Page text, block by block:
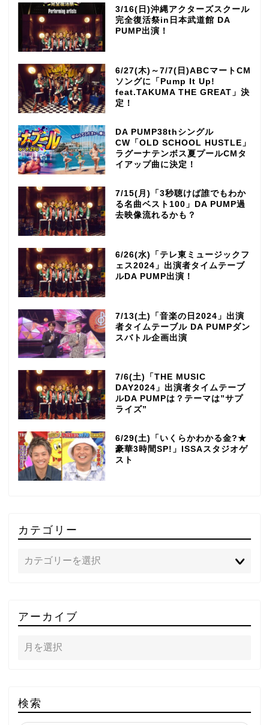
3/16(日)沖縄アクターズスクール
完全復活祭in日本武道館 DA
PUMP出演！
6/27(木)～7/7(日)ABCマートCM
ソングに「Pump It Up!
feat.TAKUMA THE GREAT」決
定！
DA PUMP38thシングル
CW「OLD SCHOOL HUSTLE」
ラグーナテンボス夏プールCMタ
イアップ曲に決定！
7/15(月)「3秒聴けば誰でもわか
る名曲ベスト100」DA PUMP過
去映像流れるかも？
6/26(水)「テレ東ミュージックフ
ェス2024」出演者タイムテーブ
ルDA PUMP出演！
7/13(土)「音楽の日2024」出演
者タイムテーブル DA PUMPダン
スバトル企画出演
7/6(土)「THE MUSIC
DAY2024」出演者タイムテーブ
ルDA PUMPは？テーマは”サプ
ライズ”
6/29(土)「いくらかわかる金?★
豪華3時間SP!」ISSAスタジオゲ
スト
カテゴリー
アーカイブ
検索
～DA PUMP YORIの晴れ